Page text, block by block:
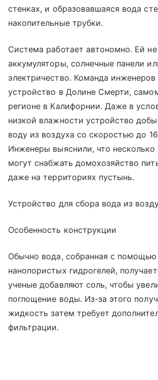
стенках, и образовавшаяся вода
накопительные трубки.
Система работает автономно. Ей
аккумуляторы, солнечные панели
электричество. Команда инженеров
устройство в Долине Смерти,
регионе в Калифорнии. Даже в
низкой влажности устройство
воду из воздуха со скоростью до
Инженеры выяснили, что несколько
могут снабжать домохозяйство
даже на территориях пустынь.
Устройство для сбора вода из
Особенность конструкции
Обычно вода, собранная с
нанопористых гидрогелей,
ученые добавляют соль, чтобы
поглощение воды. Из-за этого
жидкость затем требует
фильтрации.